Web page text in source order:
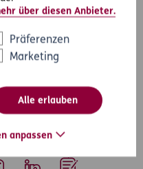
über diesen Anbieter.
Präferenzen
Marketing
Alle erlauben
anpassen